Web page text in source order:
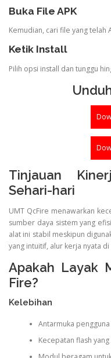
Buka File APK
Kemudian, cari file yang telah
Ketik Install
Pilih opsi install dan tunggu
Tinjauan
Sehari-hari
UMT QcFire menawarkan
sumber daya sistem yang
alat ini stabil meskipun
yang intuitif, alur kerja nyata
Apakah Layak
Fire?
Kelebihan
Antarmuka
Kecepatan flash